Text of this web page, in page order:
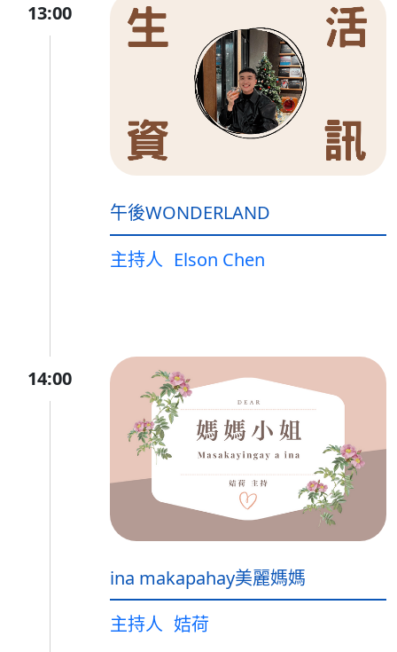
13:00
午後WONDERLAND
主持人 Elson Chen
14:00
ina makapahay美麗媽媽
主持人 姞荷